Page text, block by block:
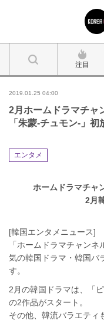
注目
2019.01.25 04:00
2月ホームドラマチャ
「朱蒙-チュモン-」
エンタメ
ホームドラマチャ
2月韓流
[韓国エンタメニュース]
「ホームドラマチャン
気の韓国ドラマ・韓国バ
す。
2月の韓国ドラマは、「
の2作品がスタート。
その他、韓流バラエティ